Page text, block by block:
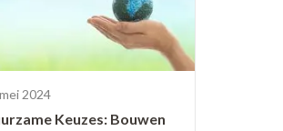
2024
Keuzes: Bouwen